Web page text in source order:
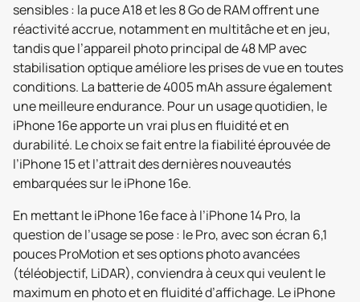
sensibles : la puce A18 et les 8 Go de RAM offrent une
réactivité accrue, notamment en multitâche et en jeu,
tandis que l’appareil photo principal de 48 MP avec
stabilisation optique améliore les prises de vue en toutes
conditions. La batterie de 4005 mAh assure également
une meilleure endurance. Pour un usage quotidien, le
iPhone 16e apporte un vrai plus en fluidité et en
durabilité. Le choix se fait entre la fiabilité éprouvée de
l’iPhone 15 et l’attrait des dernières nouveautés
embarquées sur le iPhone 16e.
En mettant le iPhone 16e face à l’iPhone 14 Pro, la
question de l’usage se pose : le Pro, avec son écran 6,1
pouces ProMotion et ses options photo avancées
(téléobjectif, LiDAR), conviendra à ceux qui veulent le
maximum en photo et en fluidité d’affichage. Le iPhone